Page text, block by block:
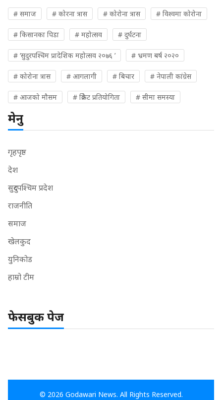
# समाज # कोरना त्रास # कोरोना त्रास # विश्वमा कोरोना
# किसानका पिडा # महोत्सव # दुर्घटना
# ‘सुदुरपश्चिम प्रादेशिक महोत्सव २०७६ ’ # भ्रमण बर्ष २०२०
# कोरोना त्रास # आगलागी # बिचार # नेपाली कांग्रेस
# आजको मौसम # क्रिकेट प्रतियोगिता # सीमा समस्या
मेनु
गृहपृष्ठ
देश
सुदुरपश्चिम प्रदेश
राजनीति
समाज
खेलकुद
युनिकोड
हाम्रो टीम
फेसबुक पेज
© 2026 Godawari News. All Rights Reserved.